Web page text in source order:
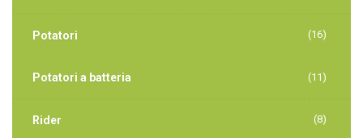
Potatori (16)
Potatori a batteria (11)
Rider (8)